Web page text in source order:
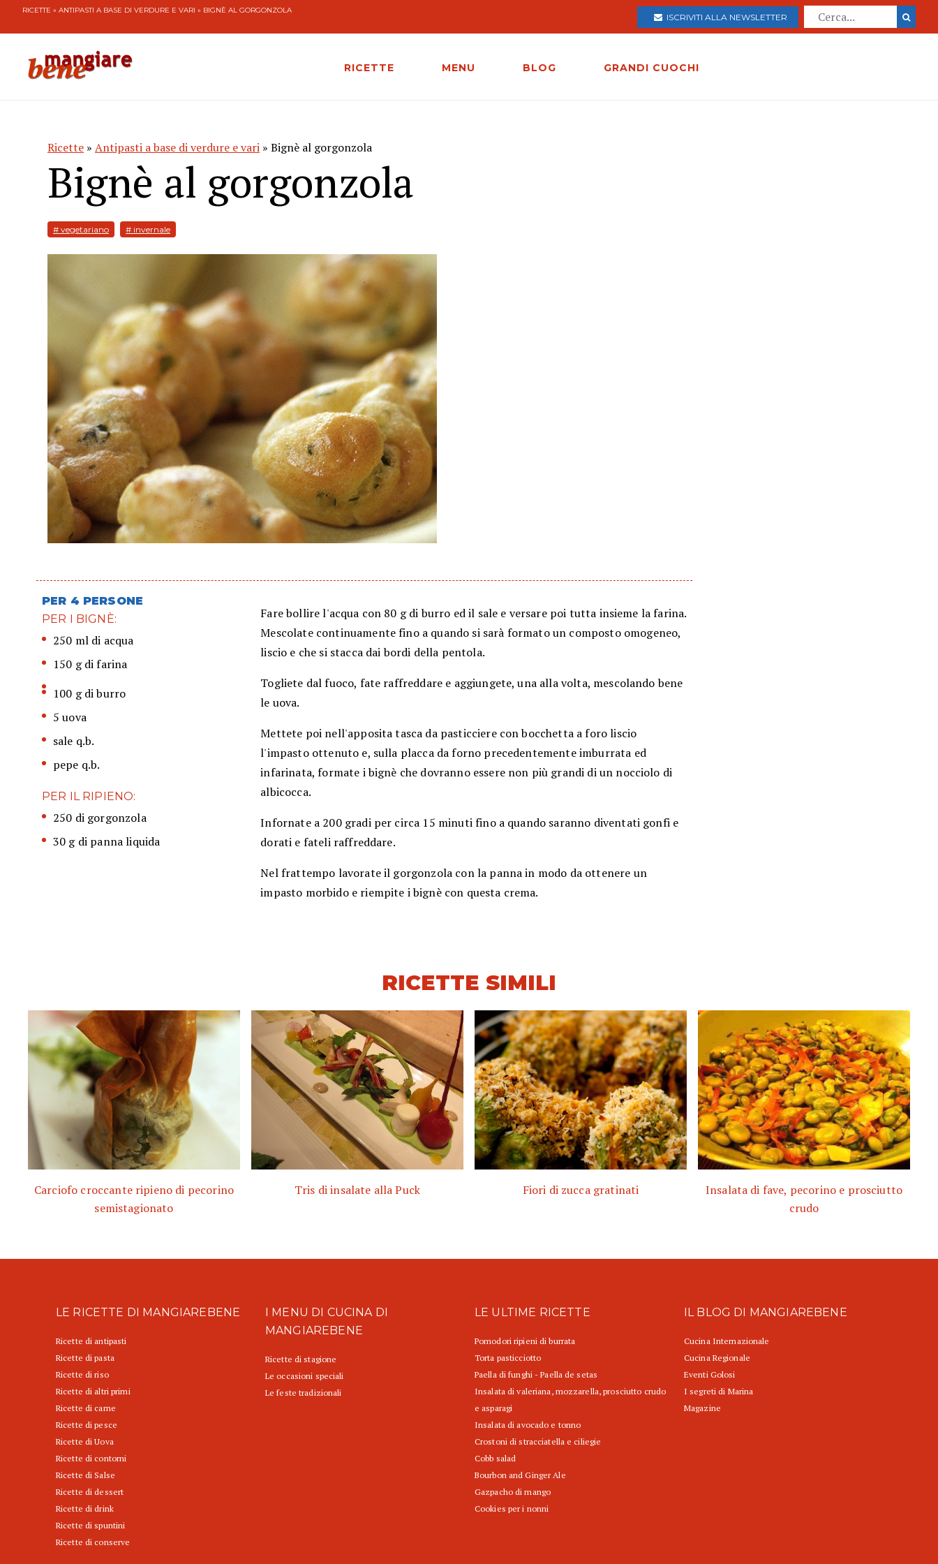
RICETTE » ANTIPASTI A BASE DI VERDURE E VARI » BIGNÈ AL GORGONZOLA
ISCRIVITI ALLA NEWSLETTER
RICETTE MENU BLOG GRANDI CUOCHI
Ricette » Antipasti a base di verdure e vari » Bignè al gorgonzola
Bignè al gorgonzola
# vegetariano # invernale
PER 4 PERSONE
PER I BIGNÈ:
250 ml di acqua
150 g di farina
100 g di burro
5 uova
sale q.b.
pepe q.b.
PER IL RIPIENO:
250 di gorgonzola
30 g di panna liquida
Fare bollire l'acqua con 80 g di burro ed il sale e versare poi tutta insieme la farina.
Mescolate continuamente fino a quando si sarà formato un composto omogeneo,
liscio e che si stacca dai bordi della pentola.
Togliete dal fuoco, fate raffreddare e aggiungete, una alla volta, mescolando bene
le uova.
Mettete poi nell'apposita tasca da pasticciere con bocchetta a foro liscio
l'impasto ottenuto e, sulla placca da forno precedentemente imburrata ed
infarinata, formate i bignè che dovranno essere non più grandi di un nocciolo di
albicocca.
Infornate a 200 gradi per circa 15 minuti fino a quando saranno diventati gonfi e
dorati e fateli raffreddare.
Nel frattempo lavorate il gorgonzola con la panna in modo da ottenere un
impasto morbido e riempite i bignè con questa crema.
RICETTE SIMILI
Carciofo croccante ripieno di pecorino
semistagionato
Tris di insalate alla Puck Fiori di zucca gratinati
Insalata di fave, pecorino e prosciutto
crudo
LE RICETTE DI MANGIAREBENE
Ricette di antipasti
Ricette di pasta
Ricette di riso
Ricette di altri primi
Ricette di carne
Ricette di pesce
Ricette di Uova
Ricette di contorni
Ricette di Salse
Ricette di dessert
Ricette di drink
Ricette di spuntini
Ricette di conserve
I MENU DI CUCINA DI
MANGIAREBENE
Ricette di stagione
Le occasioni speciali
Le feste tradizionali
LE ULTIME RICETTE
Pomodori ripieni di burrata
Torta pasticciotto
Paella di funghi - Paella de setas
Insalata di valeriana, mozzarella, prosciutto crudo
e asparagi
Insalata di avocado e tonno
Crostoni di stracciatella e ciliegie
Cobb salad
Bourbon and Ginger Ale
Gazpacho di mango
Cookies per i nonni
IL BLOG DI MANGIAREBENE
Cucina Internazionale
Cucina Regionale
Eventi Golosi
I segreti di Marina
Magazine